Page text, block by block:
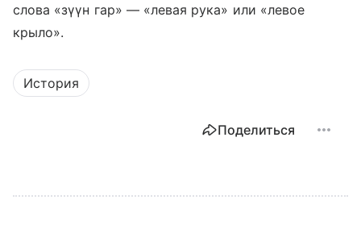
слова «зүүн гар» — «левая рука» или «левое
крыло».
История
Поделиться